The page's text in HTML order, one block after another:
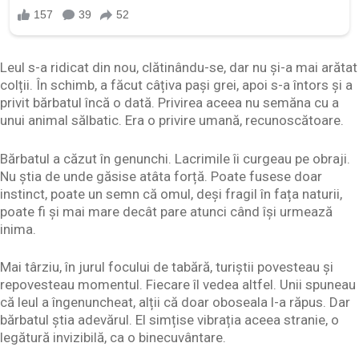
Leul s-a ridicat din nou, clătinându-se, dar nu și-a mai arătat
colții. În schimb, a făcut câțiva pași grei, apoi s-a întors și a
privit bărbatul încă o dată. Privirea aceea nu semăna cu a
unui animal sălbatic. Era o privire umană, recunoscătoare.
Bărbatul a căzut în genunchi. Lacrimile îi curgeau pe obraji.
Nu știa de unde găsise atâta forță. Poate fusese doar
instinct, poate un semn că omul, deși fragil în fața naturii,
poate fi și mai mare decât pare atunci când își urmează
inima.
Mai târziu, în jurul focului de tabără, turiștii povesteau și
repovesteau momentul. Fiecare îl vedea altfel. Unii spuneau
că leul a îngenuncheat, alții că doar oboseala l-a răpus. Dar
bărbatul știa adevărul. El simțise vibrația aceea stranie, o
legătură invizibilă, ca o binecuvântare.